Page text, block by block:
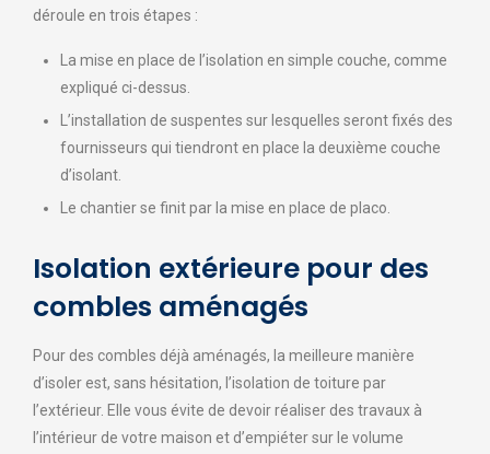
déroule en trois étapes :
La mise en place de l’isolation en simple couche, comme
expliqué ci-dessus.
L’installation de suspentes sur lesquelles seront fixés des
fournisseurs qui tiendront en place la deuxième couche
d’isolant.
Le chantier se finit par la mise en place de placo.
Isolation extérieure pour des
combles aménagés
Pour des combles déjà aménagés, la meilleure manière
d’isoler est, sans hésitation, l’isolation de toiture par
l’extérieur. Elle vous évite de devoir réaliser des travaux à
l’intérieur de votre maison et d’empiéter sur le volume